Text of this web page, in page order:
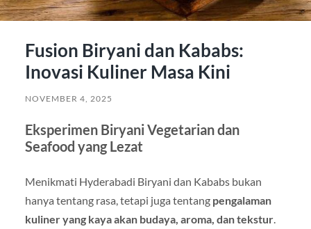
Fusion Biryani dan Kababs:
Inovasi Kuliner Masa Kini
NOVEMBER 4, 2025
Eksperimen Biryani Vegetarian dan
Seafood yang Lezat
Menikmati Hyderabadi Biryani dan Kababs bukan
hanya tentang rasa, tetapi juga tentang pengalaman
kuliner yang kaya akan budaya, aroma, dan tekstur.